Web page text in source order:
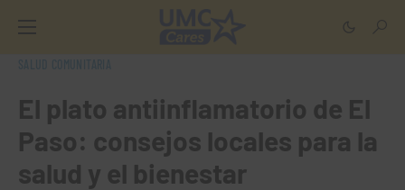
El plato antiinflamatorio de El
Paso: consejos locales para la
salud y el bienestar